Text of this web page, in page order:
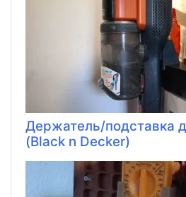
Держатель/подставка
(Black n Decker)